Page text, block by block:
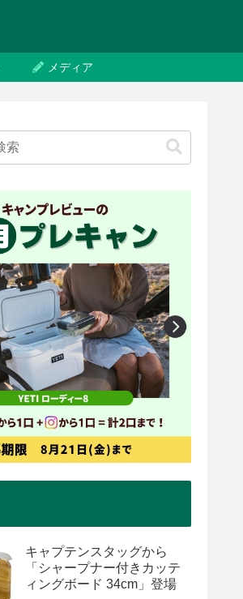
メディア
キャプテンスタッグから
「シャープナー付きカッテ
ィングボード 34cm」登場